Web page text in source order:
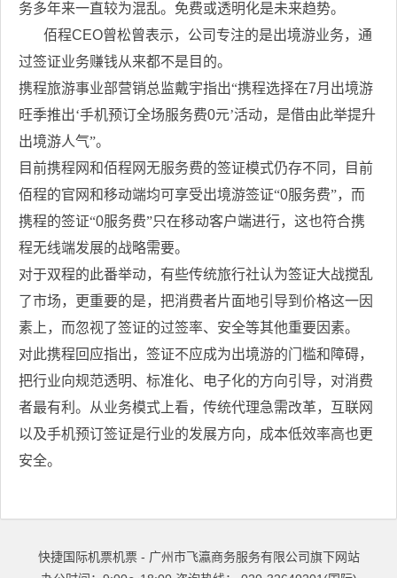
务多年来一直较为混乱。免费或透明化是未来趋势。
佰程CEO曾松曾表示，公司专注的是出境游业务，通
过签证业务赚钱从来都不是目的。
携程旅游事业部营销总监戴宇指出“携程选择在7月出境游
旺季推出‘手机预订全场服务费0元’活动，是借由此举提升
出境游人气”。
目前携程网和佰程网无服务费的签证模式仍存不同，目前
佰程的官网和移动端均可享受出境游签证“0服务费”，而
携程的签证“0服务费”只在移动客户端进行，这也符合携
程无线端发展的战略需要。
对于双程的此番举动，有些传统旅行社认为签证大战搅乱
了市场，更重要的是，把消费者片面地引导到价格这一因
素上，而忽视了签证的过签率、安全等其他重要因素。
对此携程回应指出，签证不应成为出境游的门槛和障碍，
把行业向规范透明、标准化、电子化的方向引导，对消费
者最有利。从业务模式上看，传统代理急需改革，互联网
以及手机预订签证是行业的发展方向，成本低效率高也更
安全。
快捷国际机票机票 - 广州市飞瀛商务服务有限公司旗下网站